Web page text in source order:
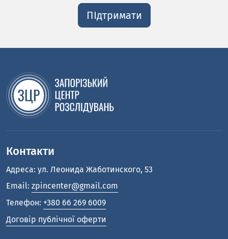
ПІдтримати
Контакти
Адреса: ул. Леонида Жаботинского, 53
Email: zpincenter@gmail.com
Телефон: +380 66 269 6009
Договір публічної оферти